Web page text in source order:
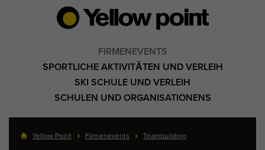
FIRMENEVENTS
SPORTLICHE AKTIVITÄTEN UND VERLEIH
SKI SCHULE UND VERLEIH
SCHULEN UND ORGANISATIONENS
Yellow Point Firmenevents Teambuilding